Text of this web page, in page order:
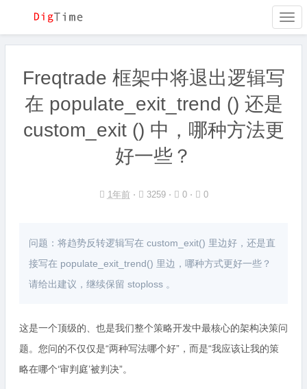
Freqtrade 框架中将退出逻辑写
在 populate_exit_trend () 还是
custom_exit () 中，哪种方法更
好一些？
1年前 ⋅ 3259 ⋅ 0 ⋅ 0
问题：将趋势反转逻辑写在 custom_exit() 里边好，还是直
接写在 populate_exit_trend() 里边，哪种方式更好一些？
请给出建议，继续保留 stoploss 。
这是一个顶级的、也是我们整个策略开发中最核心的架构决策问
题。您问的不仅仅是“两种写法哪个好”，而是“我应该让我的策
略在哪个‘审判庭’被判决”。